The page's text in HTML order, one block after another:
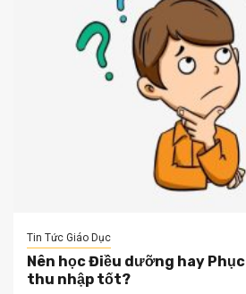
Tin Tức Giáo Dục
Nên học Điều dưỡng hay
thu nhập tốt?